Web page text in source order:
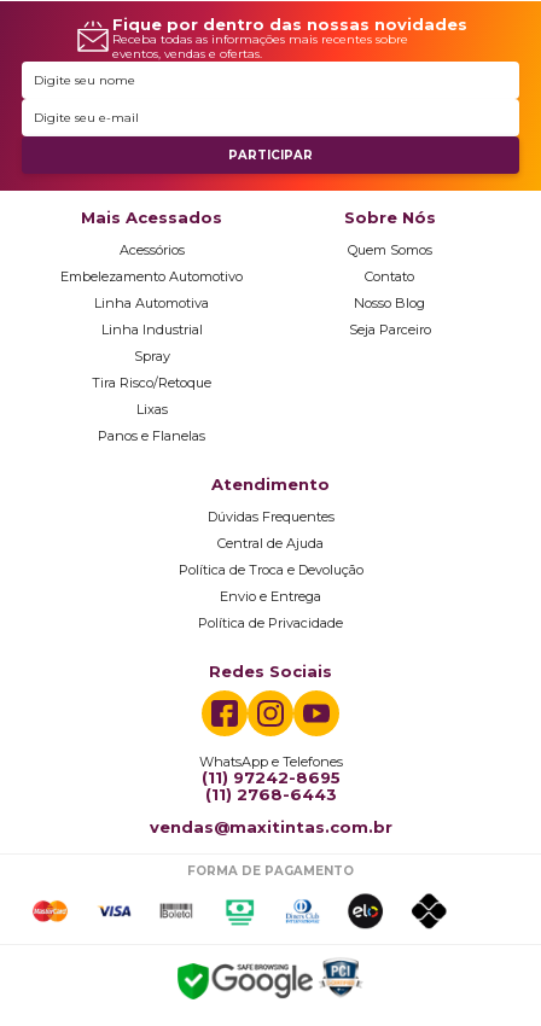
Fique por dentro das nossas novidades
Receba todas as informações mais recentes sobre
eventos, vendas e ofertas.
Mais Acessados
Acessórios
Embelezamento Automotivo
Linha Automotiva
Linha Industrial
Spray
Tira Risco/Retoque
Lixas
Panos e Flanelas
Sobre Nós
Quem Somos
Contato
Nosso Blog
Seja Parceiro
Atendimento
Dúvidas Frequentes
Central de Ajuda
Política de Troca e Devolução
Envio e Entrega
Política de Privacidade
Redes Sociais
WhatsApp e Telefones
(11) 97242-8695
(11) 2768-6443
vendas@maxitintas.com.br
FORMA DE PAGAMENTO